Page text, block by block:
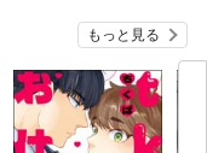
もっと見る